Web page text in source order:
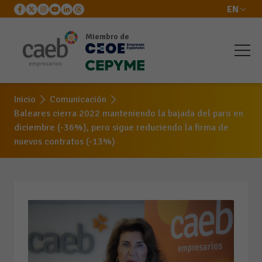
EN
Miembro de
Inicio
Comunicación
Baleares cierra 2022 manteniendo la bajada del paro en
diciembre (-36%), pero sigue reduciendo la firma de
nuevos contratos (-13%)